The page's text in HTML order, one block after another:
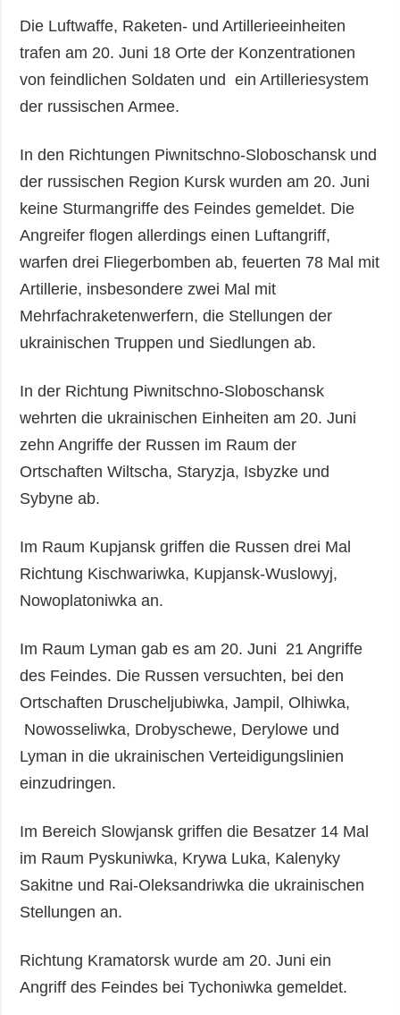
Die Luftwaffe, Raketen- und Artillerieeinheiten
trafen am 20. Juni 18 Orte der Konzentrationen
von feindlichen Soldaten und ein Artilleriesystem
der russischen Armee.
In den Richtungen Piwnitschno-Sloboschansk und
der russischen Region Kursk wurden am 20. Juni
keine Sturmangriffe des Feindes gemeldet. Die
Angreifer flogen allerdings einen Luftangriff,
warfen drei Fliegerbomben ab, feuerten 78 Mal mit
Artillerie, insbesondere zwei Mal mit
Mehrfachraketenwerfern, die Stellungen der
ukrainischen Truppen und Siedlungen ab.
In der Richtung Piwnitschno-Sloboschansk
wehrten die ukrainischen Einheiten am 20. Juni
zehn Angriffe der Russen im Raum der
Ortschaften Wiltscha, Staryzja, Isbyzke und
Sybyne ab.
Im Raum Kupjansk griffen die Russen drei Mal
Richtung Kischwariwka, Kupjansk-Wuslowyj,
Nowoplatoniwka an.
Im Raum Lyman gab es am 20. Juni 21 Angriffe
des Feindes. Die Russen versuchten, bei den
Ortschaften Druscheljubiwka, Jampil, Olhiwka,
Nowosseliwka, Drobyschewe, Derylowe und
Lyman in die ukrainischen Verteidigungslinien
einzudringen.
Im Bereich Slowjansk griffen die Besatzer 14 Mal
im Raum Pyskuniwka, Krywa Luka, Kalenyky
Sakitne und Rai-Oleksandriwka die ukrainischen
Stellungen an.
Richtung Kramatorsk wurde am 20. Juni ein
Angriff des Feindes bei Tychoniwka gemeldet.